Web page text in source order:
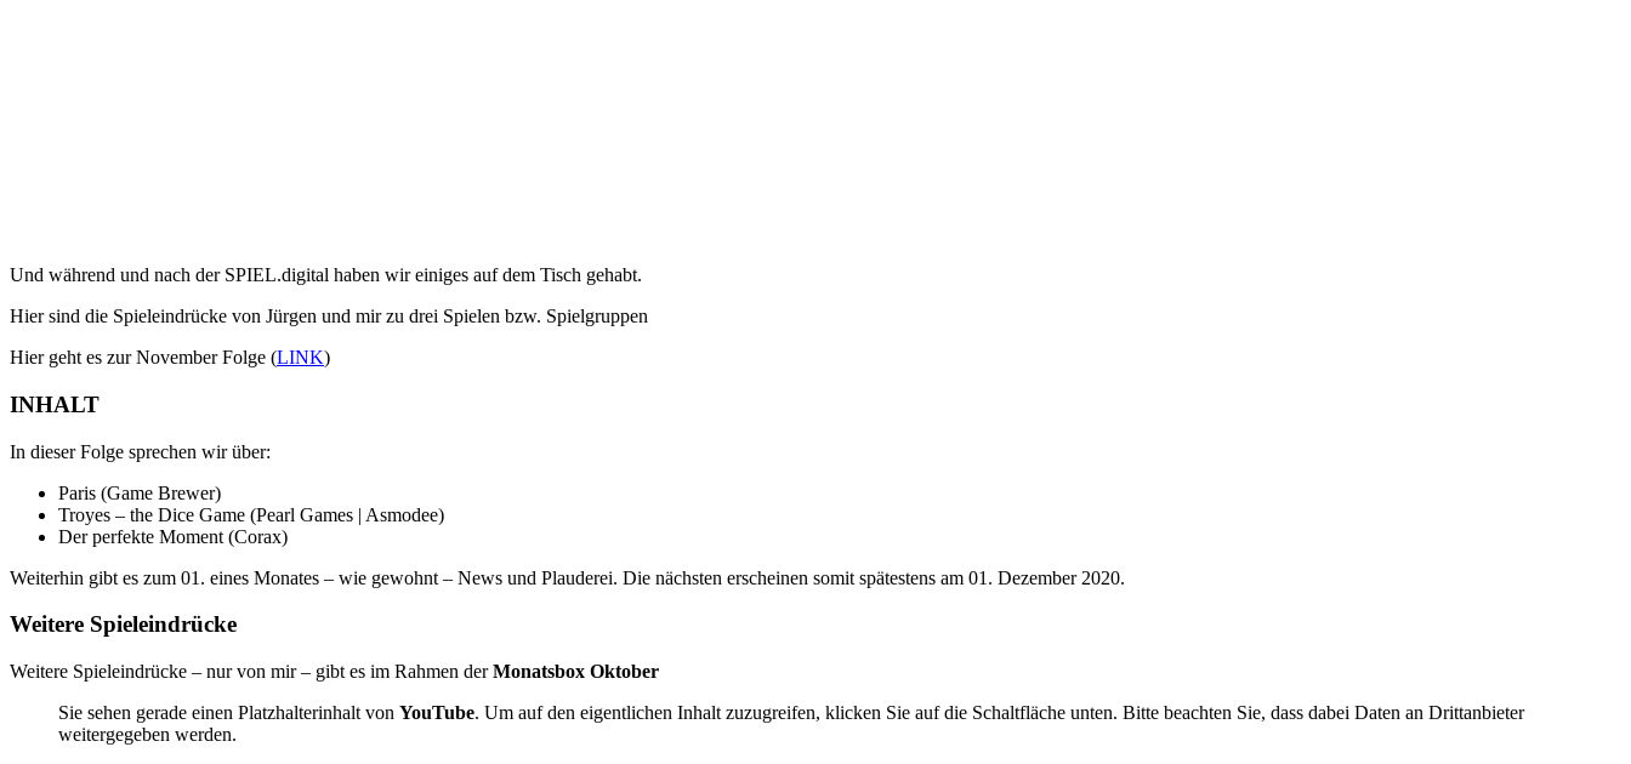
Und während und nach der SPIEL.digital haben wir einiges auf dem Tisch gehabt.
Hier sind die Spieleindrücke von Jürgen und mir zu drei Spielen bzw. Spielgruppen
Hier geht es zur November Folge (LINK)
INHALT
In dieser Folge sprechen wir über:
Paris (Game Brewer)
Troyes – the Dice Game (Pearl Games | Asmodee)
Der perfekte Moment (Corax)
Weiterhin gibt es zum 01. eines Monates – wie gewohnt – News und Plauderei. Die nächsten erscheinen somit spätestens am 01. Dezember 2020.
Weitere Spieleindrücke
Weitere Spieleindrücke – nur von mir – gibt es im Rahmen derMonatsbox Oktober
Sie sehen gerade einen Platzhalterinhalt von YouTube. Um auf den eigentlichen Inhalt zuzugreifen, klicken Sie auf die Schaltfläche unten. Bitte beachten Sie, dass dabei Daten an Drittanbieter
weitergegeben werden.